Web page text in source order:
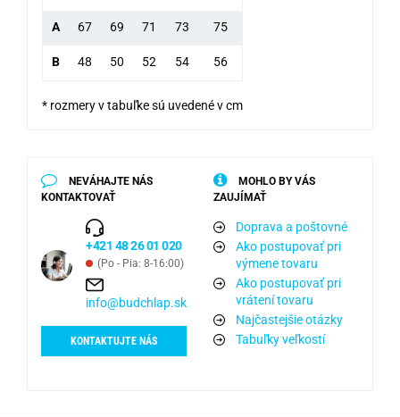
A 67 69 71 73 75
B 48 50 52 54 56
* rozmery v tabuľke sú uvedené v cm
NEVÁHAJTE NÁS
KONTAKTOVAŤ
+421 48 26 01 020
(Po - Pia: 8-16:00)
info@budchlap.sk
KONTAKTUJTE NÁS
MOHLO BY VÁS
ZAUJÍMAŤ
Doprava a poštovné
Ako postupovať pri
výmene tovaru
Ako postupovať pri
vrátení tovaru
Najčastejšie otázky
Tabuľky veľkostí